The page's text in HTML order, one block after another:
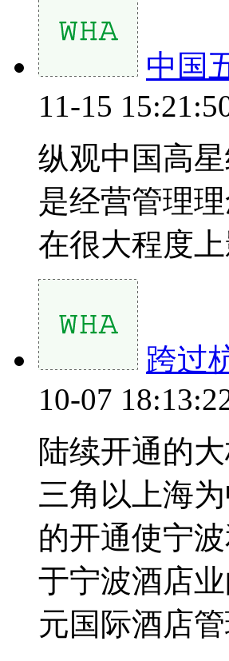
中国
11-15
纵观中国高
是经营管理
在很大程度
跨过
10-07
陆续开通的
三角以上海
的开通使宁
于宁波酒店
元国际酒店